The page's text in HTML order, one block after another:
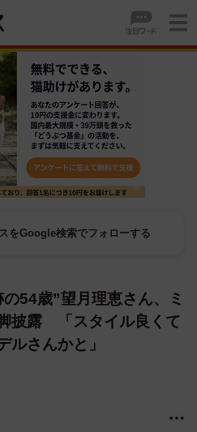
をGoogle検索でフォローする
の54歳”望月理恵さん、ミ
披露 「スタイル良くて
ルさんかと」